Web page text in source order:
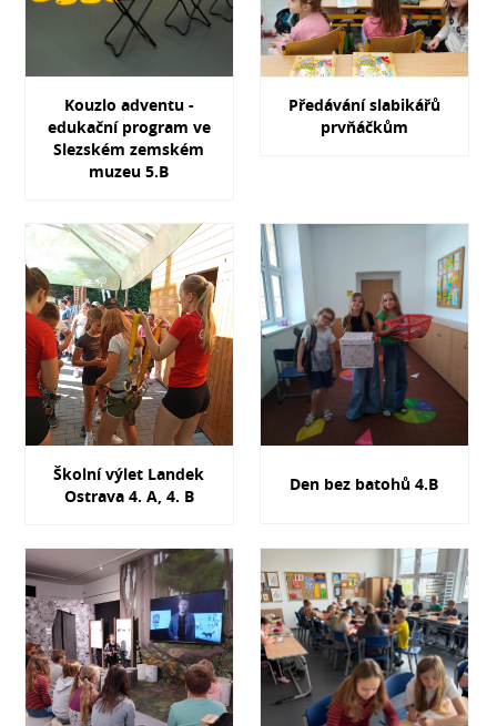
Kouzlo adventu -
edukační program ve
Slezském zemském
muzeu 5.B
Předávání slabikářů
prvňáčkům
Školní výlet Landek
Ostrava 4. A, 4. B
Den bez batohů 4.B